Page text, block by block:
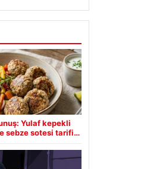
Yulaf kepekli
sebze sotesi tarifi…